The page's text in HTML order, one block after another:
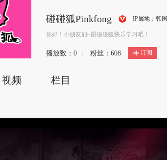
碰碰狐Pinkfong
狐
IP属地：韩国
你好！小朋友们~跟碰碰狐快乐学习吧！
播放数： 0 粉丝： 608 订阅
视频 栏目